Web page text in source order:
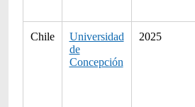
Chile
Universidad
de
Concepción
2025